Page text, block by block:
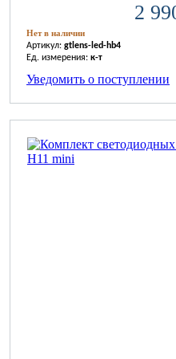
2
Нет в наличии
Артикул: gtlens-led-hb4
Ед. измерения: к-т
Уведомить о поступлении